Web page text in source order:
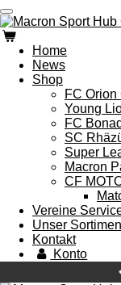
Zum
Hauptinhalt
springen
Home
News
Shop
FC Orion
Young
FC
SC
Super
Macron
CF
Vereine
Unser
Kontakt
Konto